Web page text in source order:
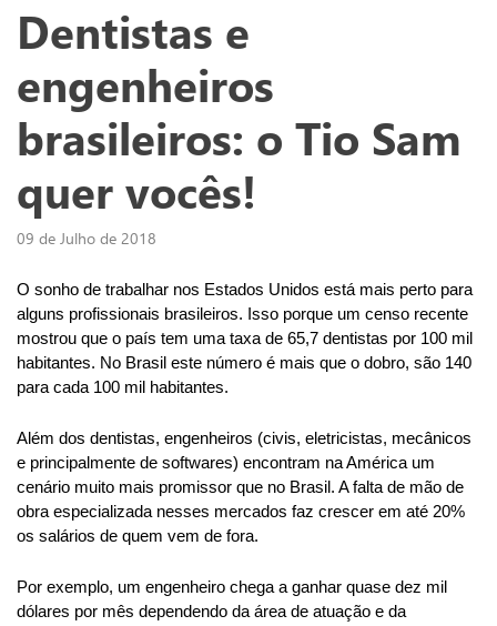
Dentistas e
engenheiros
brasileiros: o Tio Sam
quer vocês!
09 de Julho de 2018
O sonho de trabalhar nos Estados Unidos está mais perto para
alguns profissionais brasileiros. Isso porque um censo recente
mostrou que o país tem uma taxa de 65,7 dentistas por 100 mil
habitantes. No Brasil este número é mais que o dobro, são 140
para cada 100 mil habitantes.
Além dos dentistas, engenheiros (civis, eletricistas, mecânicos
e principalmente de softwares) encontram na América um
cenário muito mais promissor que no Brasil. A falta de mão de
obra especializada nesses mercados faz crescer em até 20%
os salários de quem vem de fora.
Por exemplo, um engenheiro chega a ganhar quase dez mil
dólares por mês dependendo da área de atuação e da